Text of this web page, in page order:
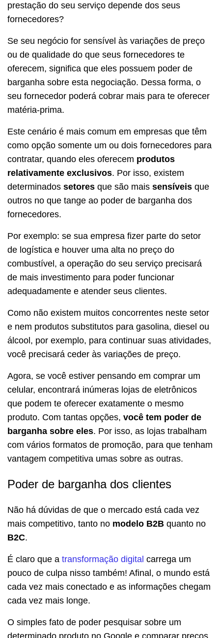
prestação do seu serviço depende dos seus
fornecedores?
Se seu negócio for sensível às variações de preço
ou de qualidade do que seus fornecedores te
oferecem, significa que eles possuem poder de
barganha sobre esta negociação. Dessa forma, o
seu fornecedor poderá cobrar mais para te oferecer
matéria-prima.
Este cenário é mais comum em empresas que têm
como opção somente um ou dois fornecedores para
contratar, quando eles oferecem produtos
relativamente exclusivos. Por isso, existem
determinados setores que são mais sensíveis que
outros no que tange ao poder de barganha dos
fornecedores.
Por exemplo: se sua empresa fizer parte do setor
de logística e houver uma alta no preço do
combustível, a operação do seu serviço precisará
de mais investimento para poder funcionar
adequadamente e atender seus clientes.
Como não existem muitos concorrentes neste setor
e nem produtos substitutos para gasolina, diesel ou
álcool, por exemplo, para continuar suas atividades,
você precisará ceder às variações de preço.
Agora, se você estiver pensando em comprar um
celular, encontrará inúmeras lojas de eletrônicos
que podem te oferecer exatamente o mesmo
produto. Com tantas opções, você tem poder de
barganha sobre eles. Por isso, as lojas trabalham
com vários formatos de promoção, para que tenham
vantagem competitiva umas sobre as outras.
Poder de barganha dos clientes
Não há dúvidas de que o mercado está cada vez
mais competitivo, tanto no modelo B2B quanto no
B2C.
É claro que a transformação digital carrega um
pouco de culpa nisso também! Afinal, o mundo está
cada vez mais conectado e as informações chegam
cada vez mais longe.
O simples fato de poder pesquisar sobre um